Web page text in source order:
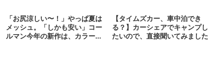
「お尻涼しい〜！」やっぱ夏は
メッシュ。「しかも安い」コー
ルマン今年の新作は、カラーも
【タイムズカー、車中泊でき
る？】カーシェアでキャンプし
たいので、直接聞いてみました